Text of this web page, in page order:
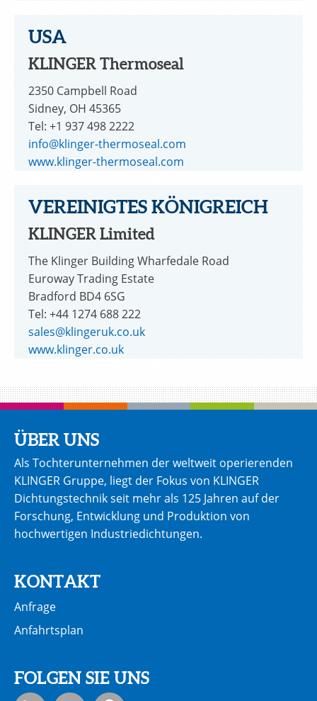
USA
KLINGER Thermoseal
2350 Campbell Road
Sidney, OH 45365
Tel: +1 937 498 2222
info@klinger-thermoseal.com
www.klinger-thermoseal.com
VEREINIGTES KÖNIGREICH
KLINGER Limited
The Klinger Building Wharfedale Road
Euroway Trading Estate
Bradford BD4 6SG
Tel: +44 1274 688 222
sales@klingeruk.co.uk
www.klinger.co.uk
ÜBER UNS
Als Tochterunternehmen der weltweit operierenden
KLINGER Gruppe, liegt der Fokus von KLINGER
Dichtungstechnik seit mehr als 125 Jahren auf der
Forschung, Entwicklung und Produktion von
hochwertigen Industriedichtungen.
KONTAKT
Anfrage
Anfahrtsplan
FOLGEN SIE UNS